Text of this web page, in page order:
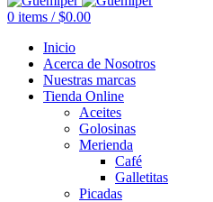
0 items / $0.00
Inicio
Acerca de Nosotros
Nuestras marcas
Tienda Online
Aceites
Golosinas
Merienda
Café
Galletitas
Picadas